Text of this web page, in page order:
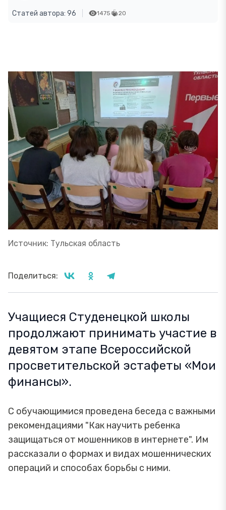
Статей автора: 96 1475 20
Источник: Тульская область
Поделиться:
Учащиеся Студенецкой школы
продолжают принимать участие в
девятом этапе Всероссийской
просветительской эстафеты «Мои
финансы».
С обучающимися проведена беседа с важными
рекомендациями "Как научить ребенка
защищаться от мошенников в интернете". Им
рассказали о формах и видах мошеннических
операций и способах борьбы с ними.